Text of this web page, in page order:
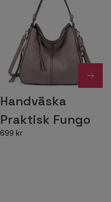
Handväska
Praktisk Fungo
699 kr